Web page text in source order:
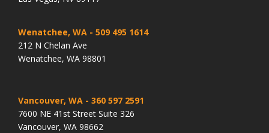
Wenatchee, WA - 509 495 1614
212 N Chelan Ave
Wenatchee, WA 98801
Vancouver, WA - 360 597 2591
7600 NE 41st Street Suite 326
Vancouver, WA 98662